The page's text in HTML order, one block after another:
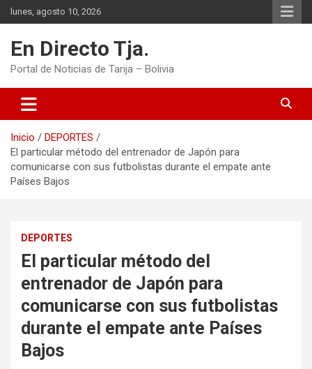
Saltar
al
lunes, agosto 10, 2026
En Directo Tja.
Portal de Noticias de Tarija – Bolivia
Inicio
DEPORTES
El particular método del entrenador de Japón para
comunicarse con sus futbolistas durante el empate ante
Países Bajos
DEPORTES
El particular método del
entrenador de Japón para
comunicarse con sus futbolistas
durante el empate ante Países
Bajos